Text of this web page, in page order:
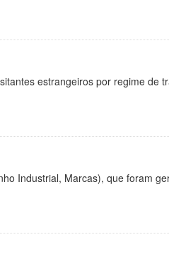
estrangeiros por regime de
Industrial, Marcas), que foram